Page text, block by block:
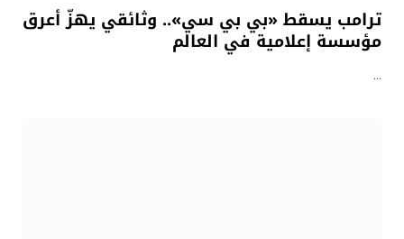
ترامب يسقط «بي بي سي».. وثائقي يهزّ أعرق
مؤسسة إعلامية في العالم
…